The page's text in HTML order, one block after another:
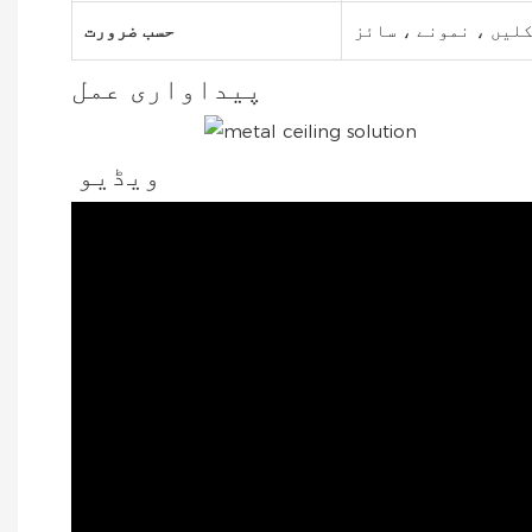
حسب ضرورت ، نمونے ، سائز
پیداواری عمل
ویڈیو